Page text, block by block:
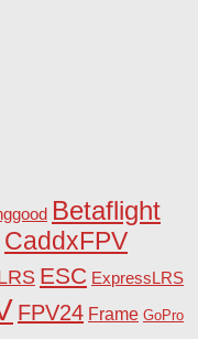
Betaflight
CaddxFPV
ESC ExpressLRS
FPV24 Frame GoPro